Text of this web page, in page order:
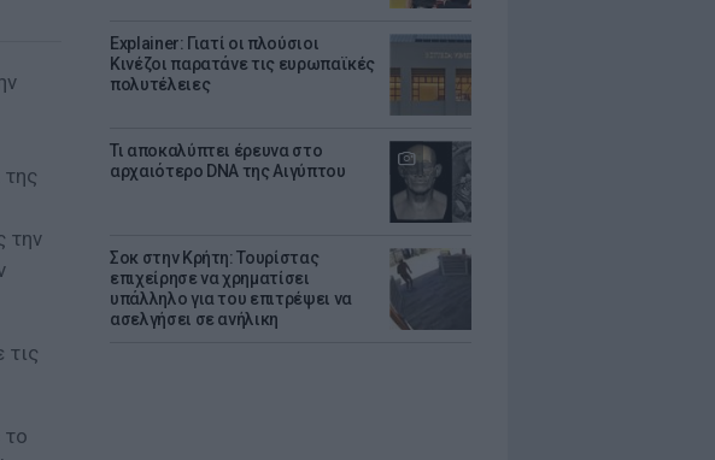
Explainer: Γιατί οι πλούσιοι
Κινέζοι παρατάνε τις ευρωπαϊκές
πολυτέλειες
Τι αποκαλύπτει έρευνα στο
αρχαιότερο DNA της Αιγύπτου
Σοκ στην Κρήτη: Τουρίστας
επιχείρησε να χρηματίσει
υπάλληλο για του επιτρέψει να
ασελγήσει σε ανήλικη
την
το